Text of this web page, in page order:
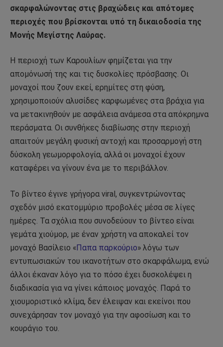
σκαρφαλώνοντας στις βραχώδεις και απότομες
περιοχές που βρίσκονται υπό τη δικαιοδοσία της
Μονής Μεγίστης Λαύρας.
Η περιοχή των Καρουλίων φημίζεται για την
απομόνωσή της και τις δυσκολίες πρόσβασης. Οι
μοναχοί που ζουν εκεί, ερημίτες στη φύση,
χρησιμοποιούν αλυσίδες καρφωμένες στα βράχια για
να μετακινηθούν με ασφάλεια ανάμεσα στα απόκρημνα
περάσματα. Οι συνθήκες διαβίωσης στην περιοχή
απαιτούν μεγάλη φυσική αντοχή και προσαρμογή στη
δύσκολη γεωμορφολογία, αλλά οι μοναχοί έχουν
καταφέρει να γίνουν ένα με το περιβάλλον.
Το βίντεο έγινε γρήγορα viral, συγκεντρώνοντας
σχεδόν μισό εκατομμύριο προβολές μέσα σε λίγες
ημέρες. Τα σχόλια που συνοδεύουν το βίντεο είναι
γεμάτα χιούμορ, με έναν χρήστη να αποκαλεί τον
μοναχό Βασίλειο «Παπα παρκούριο» λόγω των
εντυπωσιακών του ικανοτήτων στο σκαρφάλωμα, ενώ
άλλοι έκαναν λόγο για το πόσο έχει δυσκολέψει η
διαδικασία για να γίνει κάποιος μοναχός. Παρά το
χιουμοριστικό κλίμα, δεν έλειψαν και εκείνοι που
συνεχάρησαν τον μοναχό για την αφοσίωση και το
κουράγιο του.